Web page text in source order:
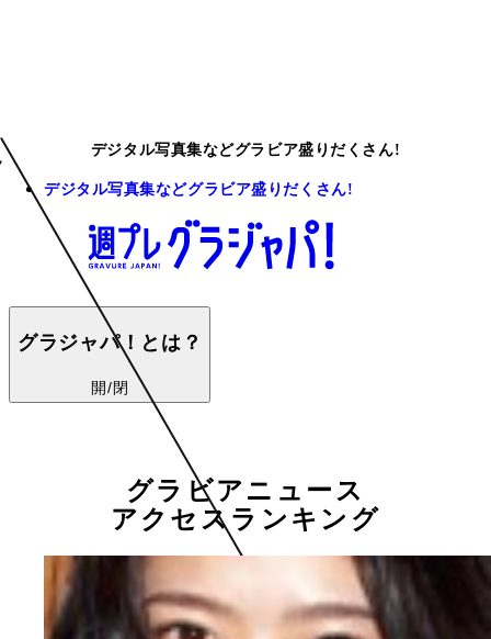
デジタル写真集などグラビア盛りだくさん!
デジタル写真集などグラビア盛りだくさん!
グラジャパ！とは？
開/閉
グラビアニュース
アクセスランキング